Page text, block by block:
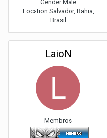
Gender:Male
Location:Salvador, Bahia,
Brasil
LaioN
Membros